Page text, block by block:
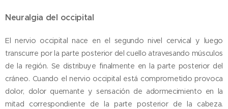
Neuralgia del occipital
El nervio occipital nace en el segundo nivel cervical y luego
transcurre por la parte posterior del cuello atravesando músculos
de la región. Se distribuye finalmente en la parte posterior del
cráneo. Cuando el nervio occipital está comprometido provoca
dolor, dolor quemante y sensación de adormecimiento en la
mitad correspondiente de la parte posterior de la cabeza.